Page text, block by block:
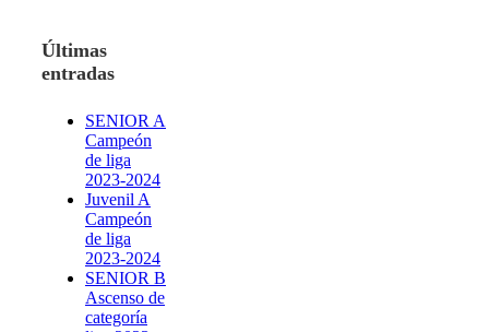
Últimas
entradas
SENIOR A
Campeón
de liga
2023-2024
Juvenil A
Campeón
de liga
2023-2024
SENIOR B
Ascenso de
categoría